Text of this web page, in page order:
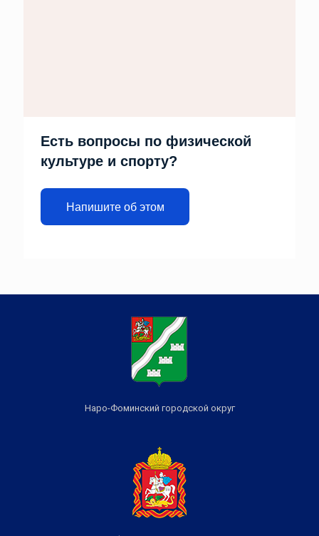
Есть вопросы по физической
культуре и спорту?
Напишите об этом
Наро-Фоминский городской округ